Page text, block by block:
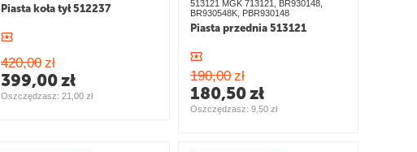
Piasta koła tył 512237
420,00 zł
399,00zł
Oszczędzasz: 21,00 zł
513121 MGK 713121, BR930148,
BR930548K, PBR930148
Piasta przednia 513121
190,00 zł
180,50zł
Oszczędzasz: 9,50 zł